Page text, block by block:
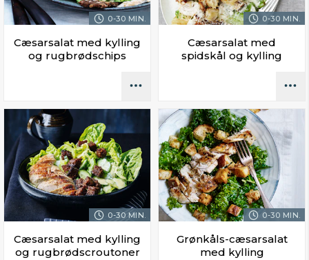
0-30 MIN.
Cæsarsalat med kylling
og rugbrødschips
0-30 MIN.
Cæsarsalat med
spidskål og kylling
0-30 MIN.
Cæsarsalat med kylling
og rugbrødscroutoner
0-30 MIN.
Grønkåls-cæsarsalat
med kylling